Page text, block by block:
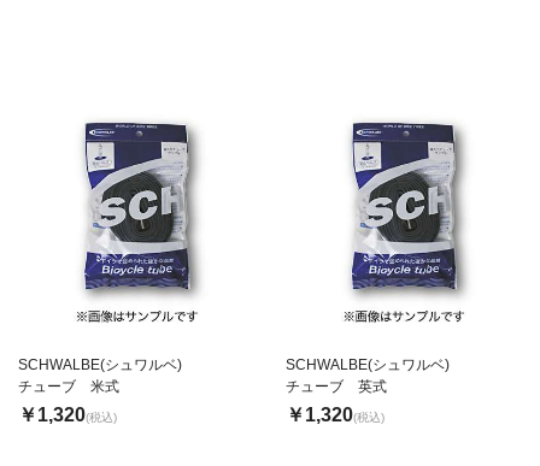
SCHWALBE(シュワルベ)
チューブ 米式
￥1,320(税込)
SCHWALBE(シュワルベ)
チューブ 英式
￥1,320(税込)